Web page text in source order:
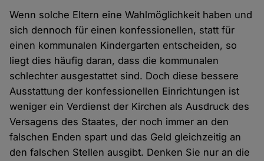
Wenn solche Eltern eine Wahlmöglichkeit haben und
sich dennoch für einen konfessionellen, statt für
einen kommunalen Kindergarten entscheiden, so
liegt dies häufig daran, dass die kommunalen
schlechter ausgestattet sind. Doch diese bessere
Ausstattung der konfessionellen Einrichtungen ist
weniger ein Verdienst der Kirchen als Ausdruck des
Versagens des Staates, der noch immer an den
falschen Enden spart und das Geld gleichzeitig an
den falschen Stellen ausgibt. Denken Sie nur an die